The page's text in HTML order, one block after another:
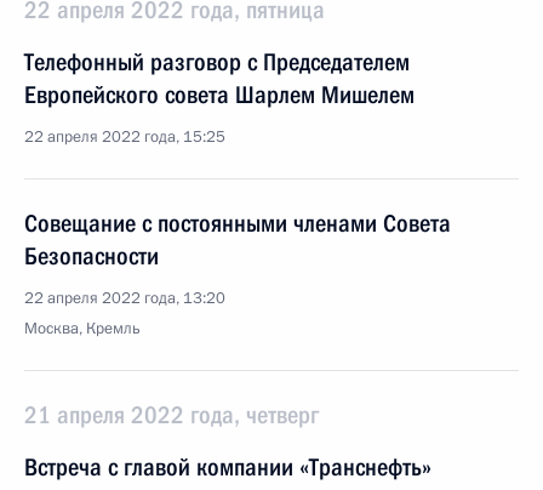
22 апреля 2022 года, пятница
Телефонный разговор с Председателем
Европейского совета Шарлем Мишелем
22 апреля 2022 года, 15:25
Совещание с постоянными членами Совета
Безопасности
22 апреля 2022 года, 13:20
Москва, Кремль
21 апреля 2022 года, четверг
Встреча с главой компании «Транснефть»